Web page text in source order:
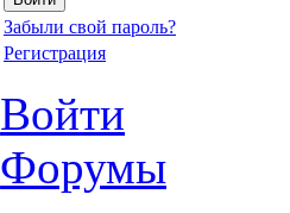
Забыли свой пароль?
Регистрация
Войти
Форумы